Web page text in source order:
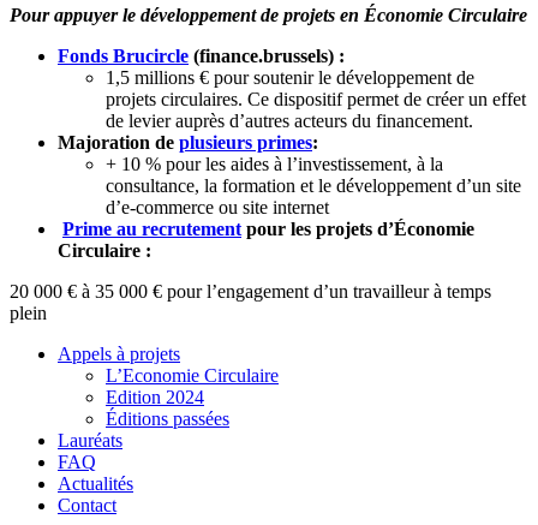
Pour appuyer le développement de projets en Économie Circulaire
Fonds Brucircle (finance.brussels) :
1,5 millions € pour soutenir le développement de
projets circulaires. Ce dispositif permet de créer un effet
de levier auprès d’autres acteurs du financement.
Majoration de plusieurs primes:
+ 10 % pour les aides à l’investissement, à la
consultance, la formation et le développement d’un site
d’e-commerce ou site internet
Prime au recrutement pour les projets d’Économie
Circulaire :
20 000 € à 35 000 € pour l’engagement d’un travailleur à temps
plein
Appels à projets
L’Economie Circulaire
Edition 2024
Éditions passées
Lauréats
FAQ
Actualités
Contact